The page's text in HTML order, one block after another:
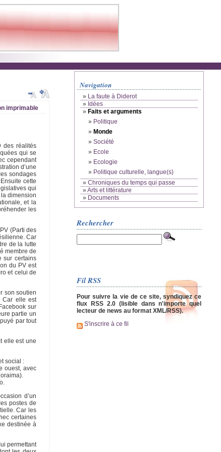
imprimable
des réalités
qui se
cependant
d’une
sondages
cette
qui
dimension
et la
les
(Parti des
Car
de la lutte
membre de
sur certains
du PV est
et celui de
son soutien
Car elle est
sur
partie un
par tout
elle est une
social :
ouest, avec
d’un
postes de
Car les
certaines
destinée à
permettant
Navigation
» La faute à Diderot
» Idées
» Faits et arguments
» Politique
» Monde
» Société
» Ecole
» Ecologie
» Politique culturelle, langue(s)
» Chroniques du temps qui passe
»Arts et littérature
» Documents
Rechercher
Fil RSS
Pour suivre la vie de ce site, syndiquez ce
flux RSS 2.0 (lisible dans n'importe quel
lecteur de news au format XML/RSS).
S'inscrire à ce fil